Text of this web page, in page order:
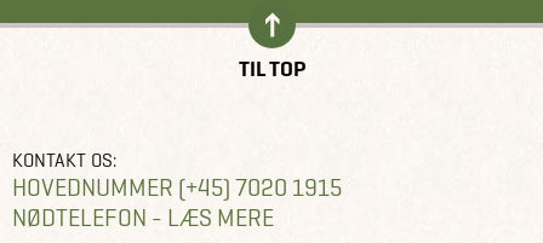
TIL TOP
KONTAKT OS:
HOVEDNUMMER (+45) 7020 1915
NØDTELEFON - LÆS MERE